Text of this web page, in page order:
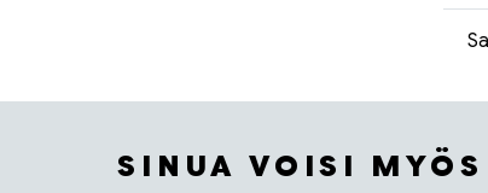
SINUA VOISI